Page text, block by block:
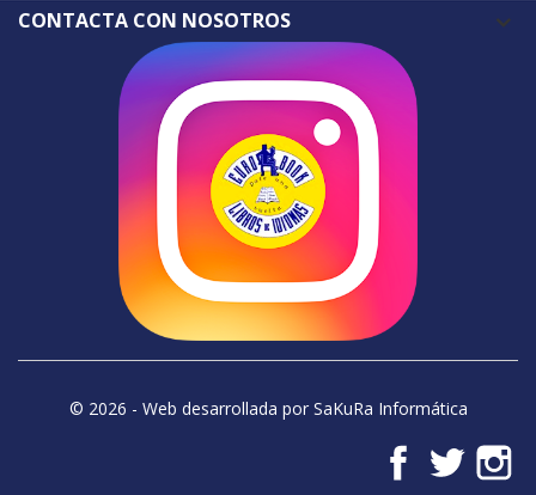
CONTACTA CON NOSOTROS
© 2026 - Web desarrollada por SaKuRa Informática